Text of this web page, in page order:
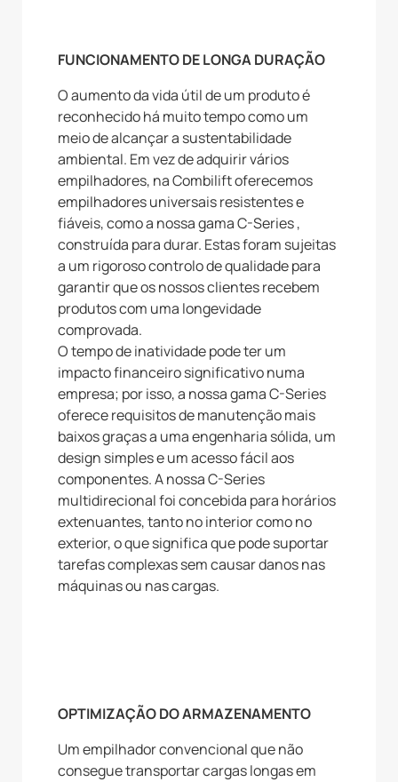
FUNCIONAMENTO DE LONGA DURAÇÃO
O aumento da vida útil de um produto é
reconhecido há muito tempo como um
meio de alcançar a sustentabilidade
ambiental. Em vez de adquirir vários
empilhadores, na Combilift oferecemos
empilhadores universais resistentes e
fiáveis, como a nossa gama C-Series ,
construída para durar. Estas foram sujeitas
a um rigoroso controlo de qualidade para
garantir que os nossos clientes recebem
produtos com uma longevidade
comprovada.
O tempo de inatividade pode ter um
impacto financeiro significativo numa
empresa; por isso, a nossa gama C-Series
oferece requisitos de manutenção mais
baixos graças a uma engenharia sólida, um
design simples e um acesso fácil aos
componentes. A nossa C-Series
multidirecional foi concebida para horários
extenuantes, tanto no interior como no
exterior, o que significa que pode suportar
tarefas complexas sem causar danos nas
máquinas ou nas cargas.
OPTIMIZAÇÃO DO ARMAZENAMENTO
Um empilhador convencional que não
consegue transportar cargas longas em